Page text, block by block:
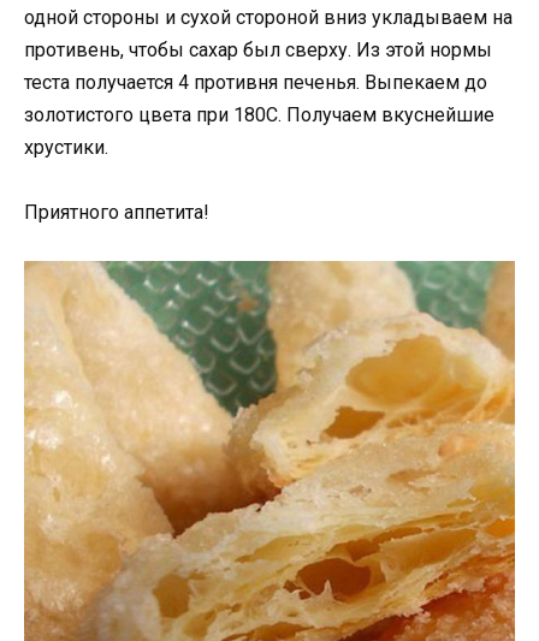
одной стороны и сухой стороной вниз укладываем на
противень, чтобы сахар был сверху. Из этой нормы
теста получается 4 противня печенья. Выпекаем до
золотистого цвета при 180С. Получаем вкуснейшие
хрустики.
Приятного аппетита!